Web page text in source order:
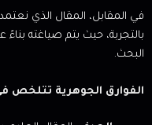
في المقابل، المقال الذي
بالتجربة، حيث يتم صياغته
البحث.
الفوارق الجوهرية تتلخص